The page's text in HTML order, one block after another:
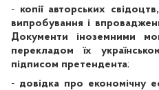
- копії авторських
випробування і
Документи іноземними
перекладом їх
підписом претендента;
- довідка про економічну